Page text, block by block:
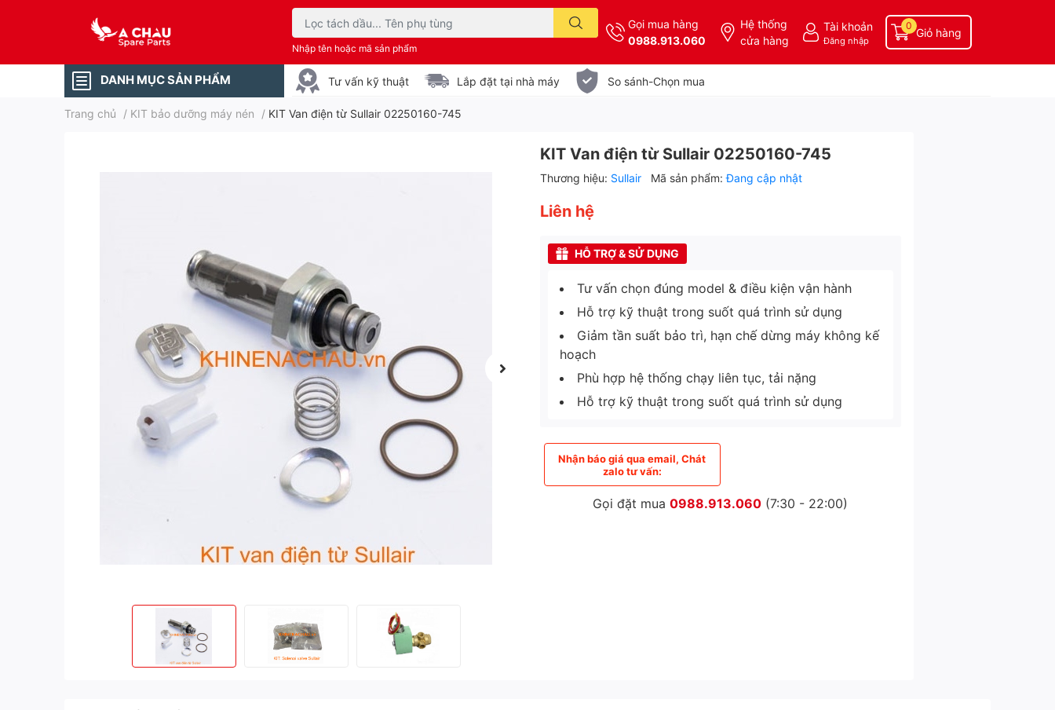
Nhập tên hoặc mã sản phẩm
Gọi mua hàng
0988.913.060
Hệ thống
cửa hàng
Tài khoản
Đăng nhập
Giỏ hàng
0
DANH MỤC SẢN PHẨM Tư vấn kỹ thuật Lắp đặt tại nhà máy So sánh-Chọn mua
Trang chủ / KIT bảo dưỡng máy nén / KIT Van điện từ Sullair 02250160-745
KIT Van điện từ Sullair 02250160-745
Thương hiệu: Sullair Mã sản phẩm:Đang cập nhật
Liên hệ
HỖ TRỢ & SỬ DỤNG
Tư vấn chọn đúng model & điều kiện vận hành
Hỗ trợ kỹ thuật trong suốt quá trình sử dụng
Giảm tần suất bảo trì, hạn chế dừng máy không kế
hoạch
Phù hợp hệ thống chạy liên tục, tải nặng
Hỗ trợ kỹ thuật trong suốt quá trình sử dụng
Nhận báo giá qua email, Chát
zalo tư vấn:
Gọi đặt mua0988.913.060 (7:30 - 22:00)